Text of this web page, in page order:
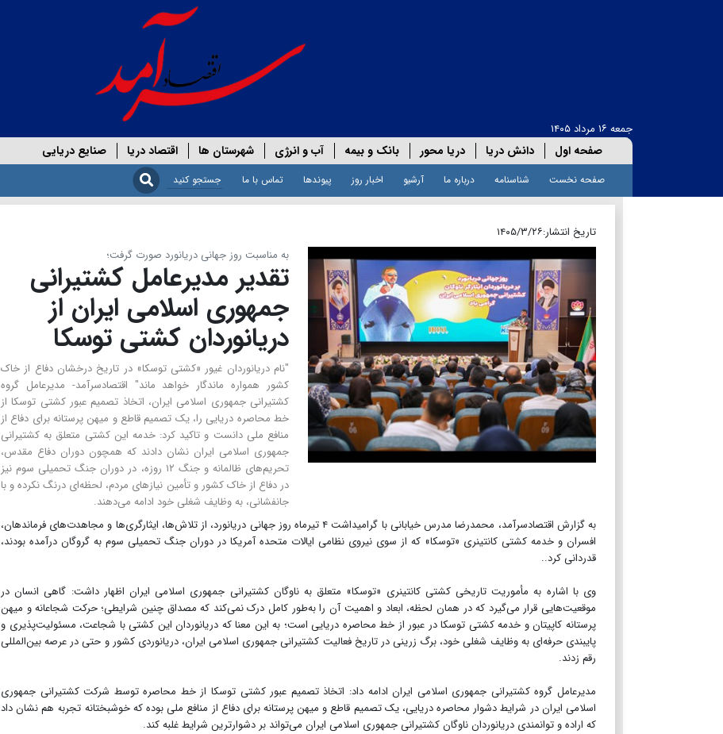
جمعه ۱۶ مرداد ۱۴۰۵
صفحه اول دانش دریا دریا محور بانک و بیمه آب و انرژی شهرستان ها اقتصاد دریا صنایع دریایی
صفحه نخست شناسنامه درباره ما آرشیو اخبار روز پیوندها تماس با ما
تاریخ انتشار:۱۴۰۵/۳/۲۶
به مناسبت روز جهانی دریانورد صورت گرفت؛
تقدیر مدیرعامل کشتیرانی
جمهوری اسلامی ایران از
دریانوردان کشتی توسکا
"نام دریانوردان غیور «کشتی توسکا» در تاریخ درخشان دفاع از خاک
کشور همواره ماندگار خواهد ماند" اقتصادسرآمد- مدیرعامل گروه
کشتیرانی جمهوری اسلامی ایران، اتخاذ تصمیم عبور کشتی توسکا از
خط محاصره دریایی را، یک تصمیم قاطع و میهن پرستانه برای دفاع از
منافع ملی دانست و تاکید کرد: خدمه این کشتی متعلق به کشتیرانی
جمهوری اسلامی ایران نشان دادند که همچون دوران دفاع مقدس،
تحریم‌های ظالمانه و جنگ ۱۲ روزه، در دوران جنگ تحمیلی سوم نیز
در دفاع از خاک کشور و تأمین نیاز‌های مردم، لحظه‌ای درنگ نکرده و با
جانفشانی، به وظایف شغلی خود ادامه می‌دهند.
به گزارش اقتصادسرآمد، محمدرضا مدرس خیابانی با گرامیداشت ۴ تیرماه روز جهانی دریانورد، از تلاش‌ها، ایثارگری‌ها و مجاهدت‌های فرماندهان،
افسران و خدمه کشتی کانتینری «توسکا» که از سوی نیروی نظامی ایالات متحده آمریکا در دوران جنگ تحمیلی سوم به گروگان درآمده بودند،
قدردانی کرد..
وی با اشاره به مأموریت تاریخی کشتی کانتینری «توسکا» متعلق به ناوگان کشتیرانی جمهوری اسلامی ایران اظهار داشت: گاهی انسان در
موقعیت‌هایی قرار می‌گیرد که در همان لحظه، ابعاد و اهمیت آن را به‌طور کامل درک نمی‌کند که مصداق چنین شرایطی؛ حرکت شجاعانه و میهن
پرستانه کاپیتان و خدمه کشتی توسکا در عبور از خط محاصره دریایی است؛ به این معنا که دریانوردان این کشتی با شجاعت، مسئولیت‌پذیری و
پایبندی حرفه‌ای به وظایف شغلی خود، برگ زرینی در تاریخ فعالیت کشتیرانی جمهوری اسلامی ایران، دریانوردی کشور و حتی در عرصه بین‌المللی
رقم زدند.
مدیرعامل گروه کشتیرانی جمهوری اسلامی ایران ادامه داد: اتخاذ تصمیم عبور کشتی توسکا از خط محاصره توسط شرکت کشتیرانی جمهوری
اسلامی ایران در شرایط دشوار محاصره دریایی، یک تصمیم قاطع و میهن پرستانه برای دفاع از منافع ملی بوده که خوشبختانه تجربه هم نشان داد
که اراده و توانمندی دریانوردان ناوگان کشتیرانی جمهوری اسلامی ایران می‌تواند بر دشوارترین شرایط غلبه کند.